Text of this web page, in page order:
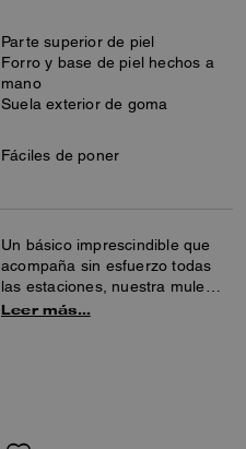
Parte superior de piel
Forro y base de piel hechos a
mano
Suela exterior de goma
Fáciles de poner
Un básico imprescindible que
acompaña sin esfuerzo todas
las estaciones, nuestra mule
con tacón bloque está
Leer más…